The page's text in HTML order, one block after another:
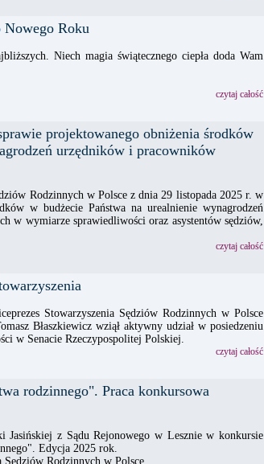
Nowego Roku
Niech magia świątecznego ciepła doda Wam
czytaj całość
projektowanego obniżenia środków
urzędników i pracowników
Rodzinnych w Polsce z dnia 29 listopada 2025 r. w
w budżecie Państwa na urealnienie wynagrodzeń
w wymiarze sprawiedliwości oraz asystentów sędziów,
czytaj całość
Stowarzyszenia Sędziów Rodzinnych w Polsce
Błaszkiewicz wziął aktywny udział w posiedzeniu
w Senacie Rzeczypospolitej Polskiej.
czytaj całość
rodzinnego". Praca konkursowa
Jasińskiej z Sądu Rejonowego w Lesznie w konkursie
Edycja 2025 rok.
Rodzinnych w Polsce